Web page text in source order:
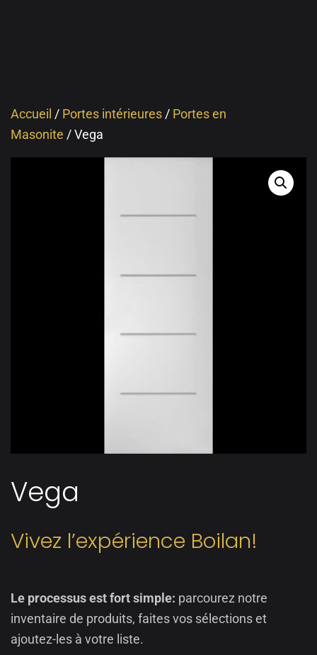
Accueil / Portes intérieures / Portes en
Masonite / Vega
Vega
Vivez l’expérience Boilan!
Le processus est fort simple: parcourez notre
inventaire de produits, faites vos sélections et
ajoutez-les à votre liste.